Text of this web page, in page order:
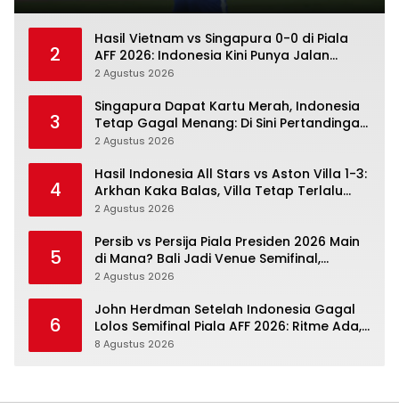
2
Hasil Vietnam vs Singapura 0-0 di Piala
AFF 2026: Indonesia Kini Punya Jalan
Terbuka
2 Agustus 2026
3
Singapura Dapat Kartu Merah, Indonesia
Tetap Gagal Menang: Di Sini Pertandingan
Berbelok
2 Agustus 2026
4
Hasil Indonesia All Stars vs Aston Villa 1-3:
Arkhan Kaka Balas, Villa Tetap Terlalu
Rapi
2 Agustus 2026
5
Persib vs Persija Piala Presiden 2026 Main
di Mana? Bali Jadi Venue Semifinal,
Ritmenya Beda
2 Agustus 2026
6
John Herdman Setelah Indonesia Gagal
Lolos Semifinal Piala AFF 2026: Ritme Ada,
Kematangan Belum Penuh
8 Agustus 2026